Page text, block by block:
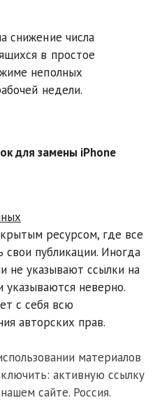
снижение числа
в простое
неполных
недели.
для замены iPhone
ресурсом, где все
свои публикации. Иногда
не указывают ссылки на
указываются неверно.
с себя всю
авторских прав.
материалов
активную ссылку
сайте. Россия.